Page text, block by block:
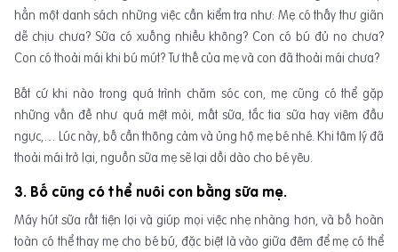
hẳn một danh sách những việc cần kiểm tra như: Mẹ có thấy thư giãn
dễ chịu chưa? Sữa có xuống nhiều không? Con có bú đủ no chưa?
Con có thoải mái khi bú mút? Tư thế của mẹ và con đã thoải mái chưa?
Bất cứ khi nào trong quá trình chăm sóc con, mẹ cũng có thể gặp
những vấn đề như quá mệt mỏi, mất sữa, tắc tia sữa hay viêm đầu
ngực,… Lúc này, bố cần thông cảm và ủng hộ mẹ bé nhé. Khi tâm lý đã
thoải mái trở lại, nguồn sữa mẹ sẽ lại dồi dào cho bé yêu.
3. Bố cũng có thể nuôi con bằng sữa mẹ.
Máy hút sữa rất tiện lợi và giúp mọi việc nhẹ nhàng hơn, và bố hoàn
toàn có thể thay mẹ cho bé bú, đặc biệt là vào giữa đêm để mẹ có thể